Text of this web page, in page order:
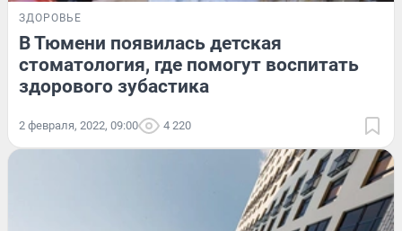
ЗДОРОВЬЕ
В Тюмени появилась детская
стоматология, где помогут воспитать
здорового зубастика
2 февраля, 2022, 09:00 4 220